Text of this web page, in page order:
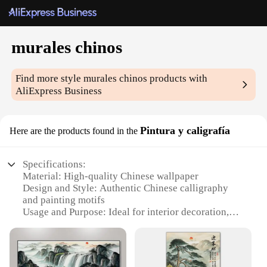
murales chinos
Find more stylemurales chinos products with
AliExpress Business
Here are the products found in the Pintura y caligrafía
Specifications:
Material: High-quality Chinese wallpaper
Design and Style: Authentic Chinese calligraphy
and painting motifs
Usage and Purpose: Ideal for interior decoration,
Shape or Size: Available in a variety of sizes to fit
different wall dimensions
Performance and Property: Durable and easy to